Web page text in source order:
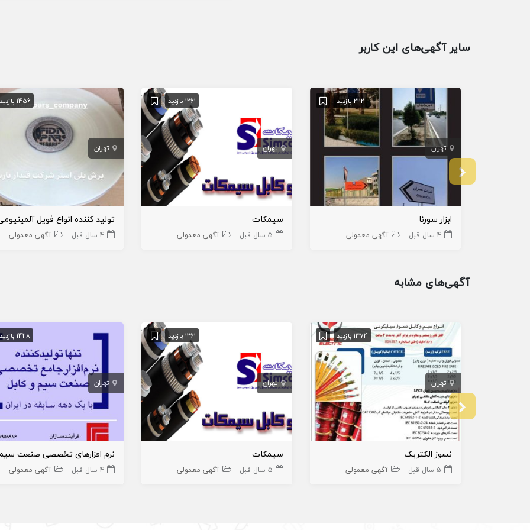
سایر آگهی‌های این کاربر
2112 بازدید
تهران
ابزار سورنا
4 سال قبل آگهی معمولی
1261 بازدید
تهران
سیمکات
5 سال قبل آگهی معمولی
1456 بازدید
تهران
4 سال قبل آگهی معمولی
آگهی‌های مشابه
1374 بازدید
تهران
نسوز الکتریک
5 سال قبل آگهی معمولی
1261 بازدید
تهران
سیمکات
5 سال قبل آگهی معمولی
1428 بازدید
تهران
4 سال قبل آگهی معمولی